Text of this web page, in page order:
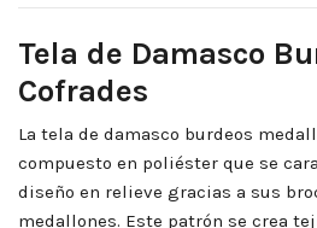
Tela de Damasco
Cofrades
La tela de damasco burdeos
compuesto en poliéster que se
diseño en relieve gracias a sus
medallones. Este patrón se crea